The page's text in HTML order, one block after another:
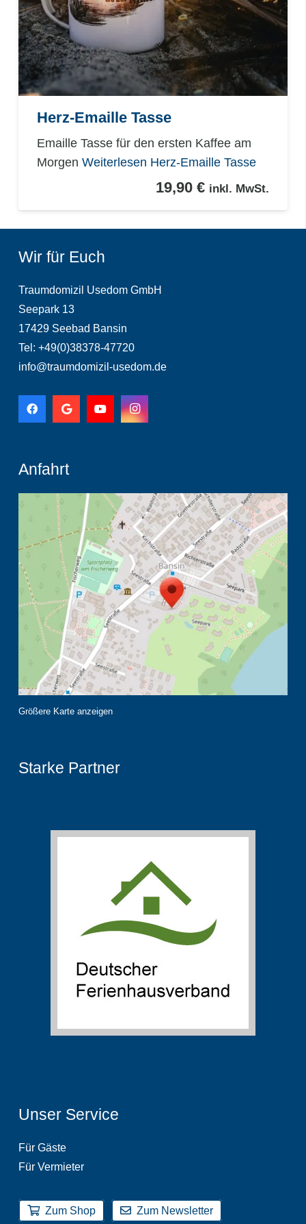
Herz-Emaille Tasse
Emaille Tasse für den ersten Kaffee am
Morgen Weiterlesen Herz-Emaille Tasse
19,90 € inkl. MwSt.
Wir für Euch
Traumdomizil Usedom GmbH
Seepark 13
17429 Seebad Bansin
Tel: +49(0)38378-47720
info@traumdomizil-usedom.de
Anfahrt
Größere Karte anzeigen
Starke Partner
Unser Service
Für Gäste
Für Vermieter
Zum Shop Zum Newsletter